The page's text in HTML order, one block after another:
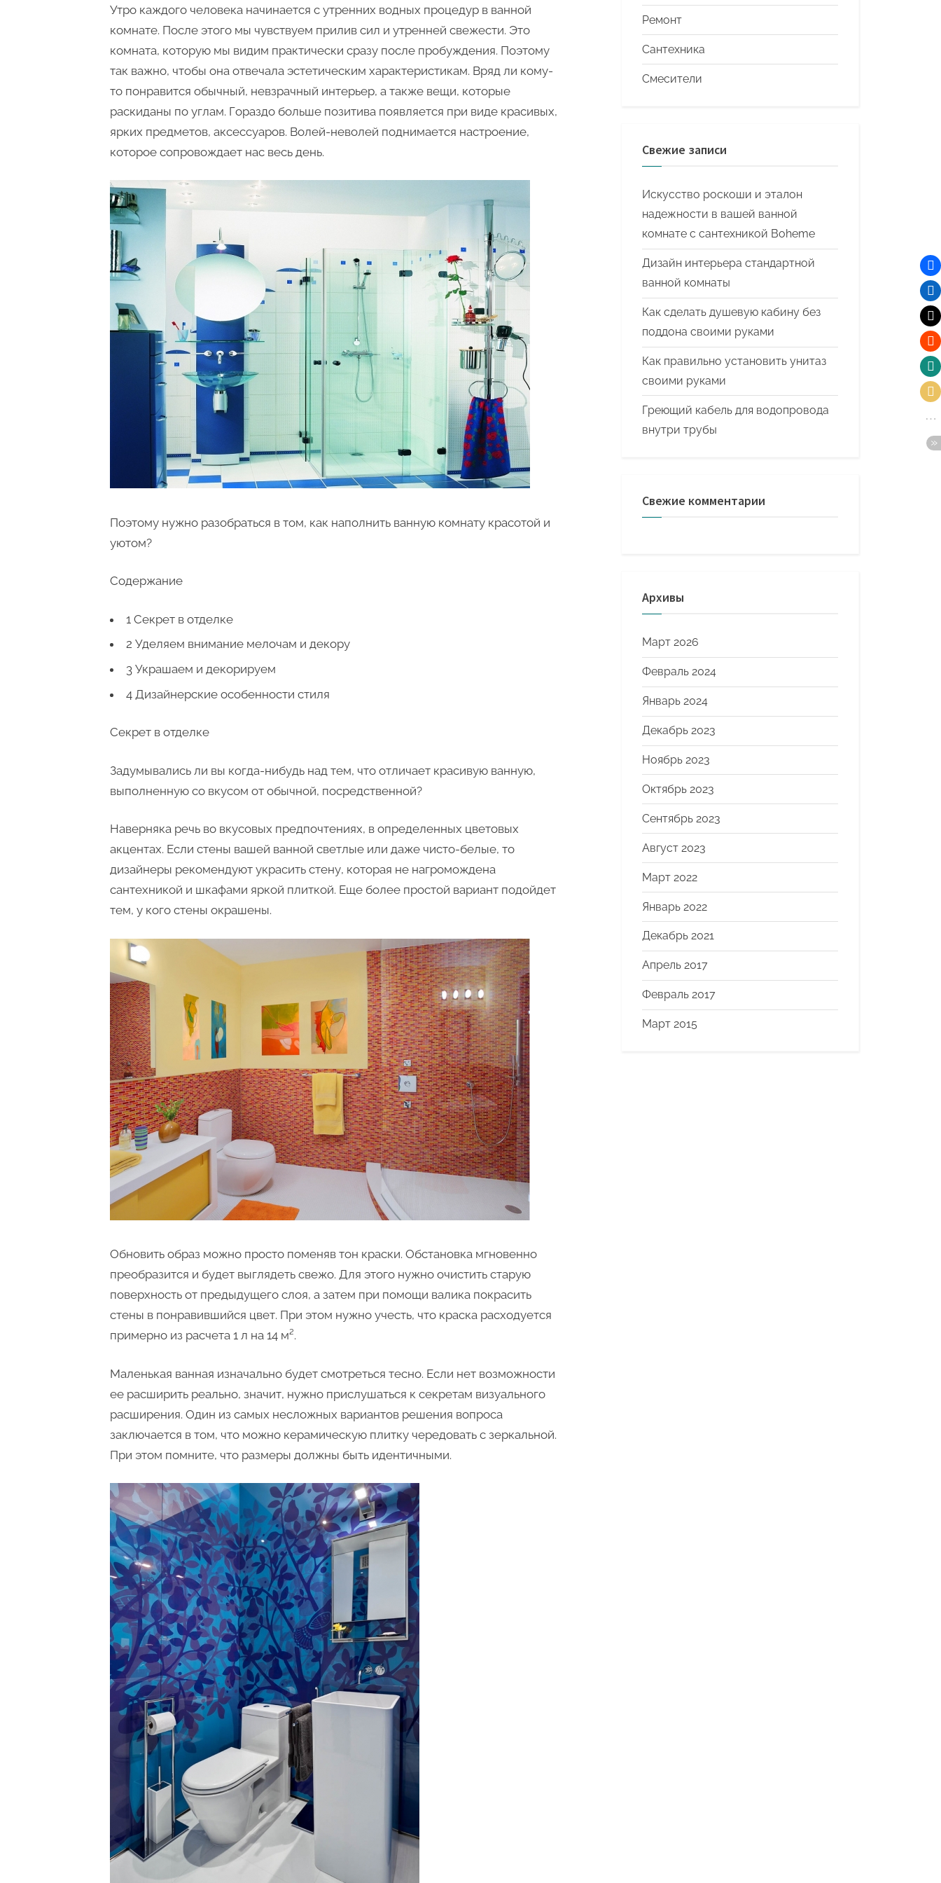
красивых
Утро каждого человека начинается с утренних водных процедур в ванной
комнате. После этого мы чувствуем прилив сил и утренней свежести. Это
комната, которую мы видим практически сразу после пробуждения. Поэтому
так важно, чтобы она отвечала эстетическим характеристикам. Вряд ли кому-
то понравится обычный, невзрачный интерьер, а также вещи, которые
раскиданы по углам. Гораздо больше позитива появляется при виде красивых,
ярких предметов, аксессуаров. Волей-неволей поднимается настроение,
которое сопровождает нас весь день.
Поэтому нужно разобраться в том, как наполнить ванную комнату красотой и
уютом?
Содержание
1 Секрет в отделке
2 Уделяем внимание мелочам и декору
3 Украшаем и декорируем
4 Дизайнерские особенности стиля
Секрет в отделке
Задумывались ли вы когда-нибудь над тем, что отличает красивую ванную,
выполненную со вкусом от обычной, посредственной?
Наверняка речь во вкусовых предпочтениях, в определенных цветовых
акцентах. Если стены вашей ванной светлые или даже чисто-белые, то
дизайнеры рекомендуют украсить стену, которая не нагромождена
сантехникой и шкафами яркой плиткой. Еще более простой вариант подойдет
тем, у кого стены окрашены.
Обновить образ можно просто поменяв тон краски. Обстановка мгновенно
преобразится и будет выглядеть свежо. Для этого нужно очистить старую
поверхность от предыдущего слоя, а затем при помощи валика покрасить
стены в понравившийся цвет. При этом нужно учесть, что краска расходуется
примерно из расчета 1 л на 14 м².
Маленькая ванная изначально будет смотреться тесно. Если нет возможности
ее расширить реально, значит, нужно прислушаться к секретам визуального
расширения. Один из самых несложных вариантов решения вопроса
заключается в том, что можно керамическую плитку чередовать с зеркальной.
При этом помните, что размеры должны быть идентичными.
Ремонт
Сантехника
Смесители
Свежие записи
Искусство роскоши и эталон
надежности в вашей ванной
комнате с сантехникой Boheme
Дизайн интерьера стандартной
ванной комнаты
Как сделать душевую кабину без
поддона своими руками
Как правильно установить унитаз
своими руками
Греющий кабель для водопровода
внутри трубы
Свежие комментарии
Архивы
Март 2026
Февраль 2024
Январь 2024
Декабрь 2023
Ноябрь 2023
Октябрь 2023
Сентябрь 2023
Август 2023
Март 2022
Январь 2022
Декабрь 2021
Апрель 2017
Февраль 2017
Март 2015